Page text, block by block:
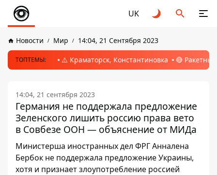
UK
Новости Мир 14:04, 21 Сентября 2023
ТОПТЕМЫ: ⚠️ Краматорск, Константиновка 🔴
14:04, 21 сентября 2023
Германия не поддержала предложение
Зеленского лишить россию права вето
в Совбезе ООН — объяснение от МИДа
Министерша иностранных дел ФРГ Анналена
Бербок не поддержала предложение Украины,
хотя и признает злоупотребление россией